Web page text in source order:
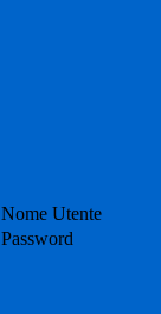
Nome Utente
Password